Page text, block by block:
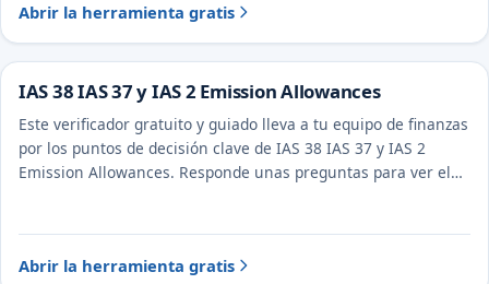
Abrir la herramienta gratis
IAS 38 IAS 37 y IAS 2 Emission Allowances
Este verificador gratuito y guiado lleva a tu equipo de finanzas
por los puntos de decisión clave de IAS 38 IAS 37 y IAS 2
Emission Allowances. Responde unas preguntas para ver el
Abrir la herramienta gratis